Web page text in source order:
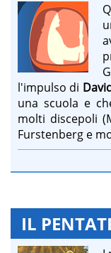
l'impulso di
una scuola e
molti discepoli
Furstenberg e
IL